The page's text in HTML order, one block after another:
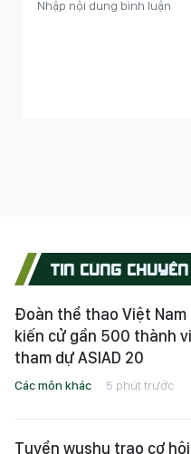
TIN CÙNG
Đoàn thể thao Việt Nam
kiến cử gần 500 thành
tham dự ASIAD 20
Các môn khác 5 phút trước
Tuyển wushu trao cơ hội